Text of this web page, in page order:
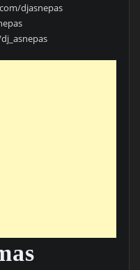
djasnepas